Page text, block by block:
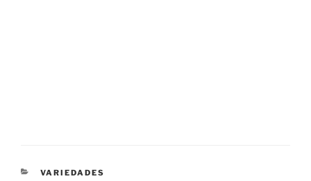
CATEGORIAS
VARIEDADES